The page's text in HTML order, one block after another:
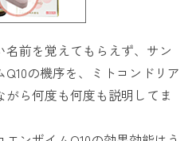
名前を覚えてもらえず、サン
の機序を、ミトコンドリア
ら何度も何度も説明してま